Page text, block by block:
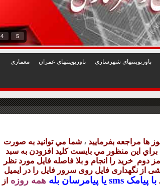
4 5
پاورپوينتهای شهرسازی پاورپوينتهای عمران معماری
ها مراجعه بفرماييد ، شما مي توانيد به صورت
براي اين منظور مي بايست کليد افزودن به سبد
دوم خريد را انجام و بلا فاصله فايل مورد نظر
از نگهداری فايل روی سرور فايل را در ايميل
با پيامک sms يا پيامرسان بله همه روزه از